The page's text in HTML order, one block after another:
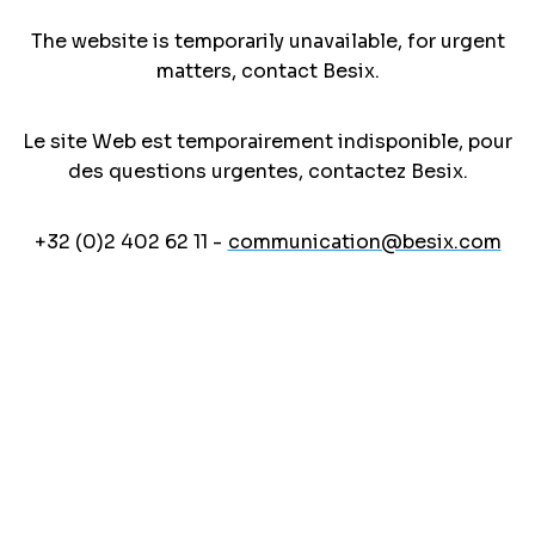
The website is temporarily unavailable, for urgent
matters, contact Besix.
Le site Web est temporairement indisponible, pour
des questions urgentes, contactez Besix.
+32 (0)2 402 62 11 - communication@besix.com